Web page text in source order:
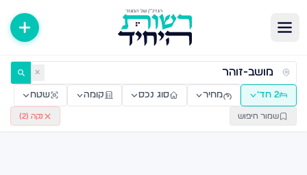
דירות למכירה ולהשכרה — רשות היחיד ✕
2 חד׳ מחיר סוג נכס קומה שטח
שמור חיפוש נקה (2
)